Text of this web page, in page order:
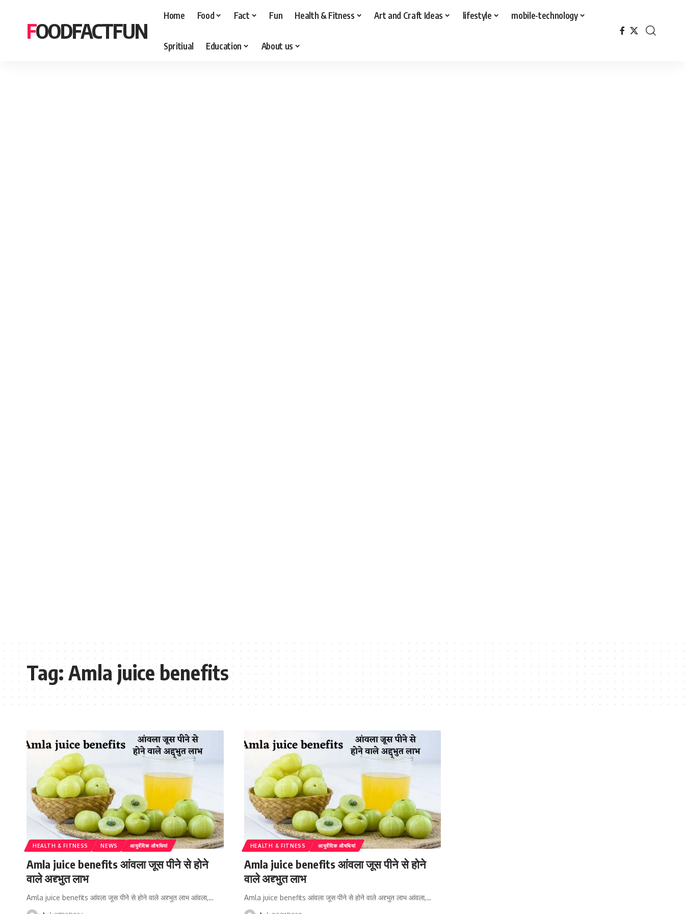
FOODFACTFUN
Home Food Fact Fun Health & Fitness Art and Craft Ideas lifestyle mobile-technology
Spritiual Education About us
Tag:Amla juice benefits
HEALTH & FITNESS NEWS आयुर्वेदिक औषधियां
Amla juice benefits आंवला जूस पीने से होने
वाले अद्द्भुत लाभ
Amla juice benefits आंवला जूस पीने से होने वाले अद्द्भुत लाभ आंवला,…
HEALTH & FITNESS आयुर्वेदिक औषधियां
Amla juice benefits आंवला जूस पीने से होने
वाले अद्द्भुत लाभ
Amla juice benefits आंवला जूस पीने से होने वाले अद्द्भुत लाभ आंवला,…